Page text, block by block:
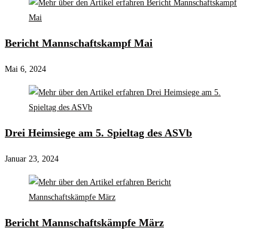
Bericht Mannschaftskampf Mai
Mai 6, 2024
Drei Heimsiege am 5. Spieltag des ASVb
Januar 23, 2024
Bericht Mannschaftskämpfe März